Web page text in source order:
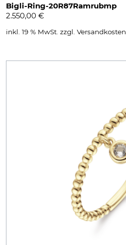
Bigli-Ring-20R87Ramrubmp
2.550,00 €
inkl. 19 % MwSt. zzgl. Versandkosten